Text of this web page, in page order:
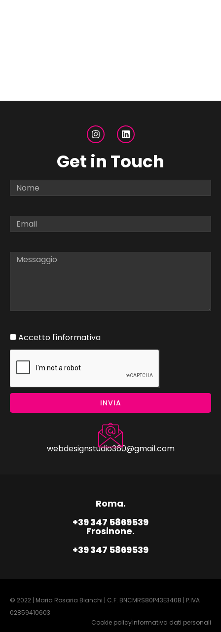
Get in Touch
Accetto l'informativa
INVIA
webdesignstudio360@gmail.com
Roma.
+39 347 5869539
Frosinone.
+39 347 5869539
© 2022 | Maria Rosaria Bianchi | C.F. BNCMRS80P43E340B | P.IVA
02859410603
Cookie policyInformativa dati personali